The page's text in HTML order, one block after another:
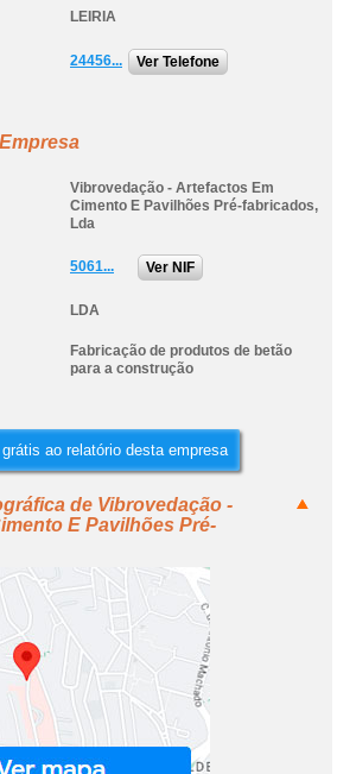
LEIRIA
24456... Ver Telefone
Vibrovedação - Artefactos Em
Cimento E Pavilhões Pré-fabricados,
Lda
5061... Ver NIF
LDA
Fabricação de produtos de betão
para a construção
ao relatório desta empresa
de Vibrovedação -
E Pavilhões Pré-